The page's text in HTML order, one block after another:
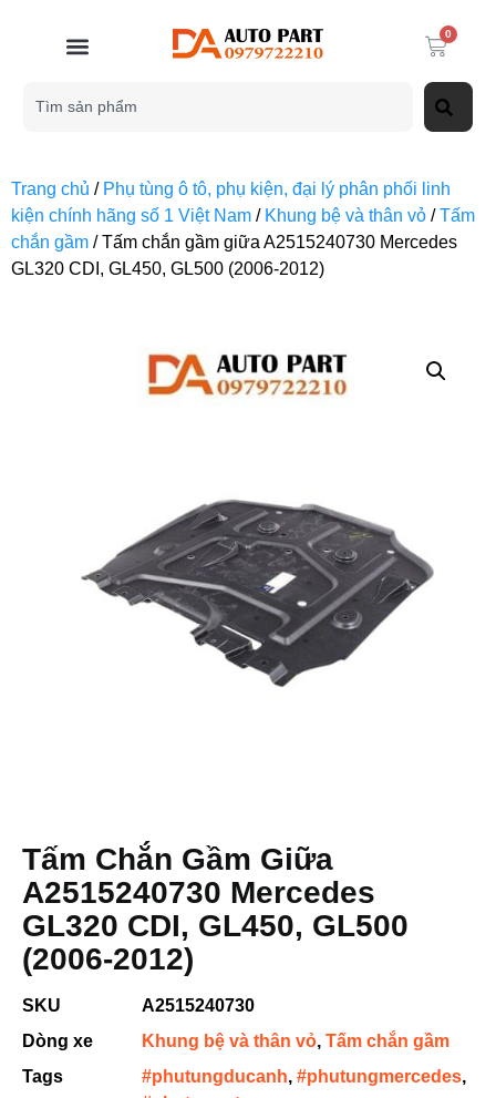
0
Trang chủ / Phụ tùng ô tô, phụ kiện, đại lý phân phối linh
kiện chính hãng số 1 Việt Nam / Khung bệ và thân vỏ /Tấm
chắn gầm / Tấm chắn gầm giữa A2515240730 Mercedes
GL320 CDI, GL450, GL500 (2006-2012)
Tấm Chắn Gầm Giữa
A2515240730 Mercedes
GL320 CDI, GL450, GL500
(2006-2012)
SKU
A2515240730
Dòng xe
Khung bệ và thân vỏ, Tấm chắn gầm
Tags
#phutungducanh, #phutungmercedes,